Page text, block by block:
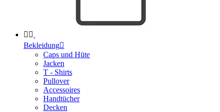
 
Bekleidung
Caps und Hüte
Jacken
T - Shirts
Pullover
Accessoires
Handtücher
Decken